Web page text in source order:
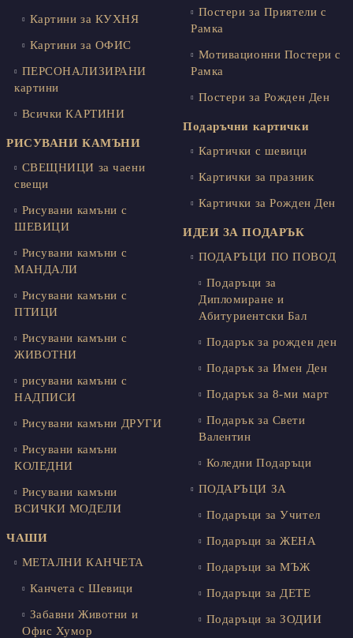
Картини за КУХНЯ
Картини за ОФИС
ПЕРСОНАЛИЗИРАНИ
картини
Всички КАРТИНИ
РИСУВАНИ КАМЪНИ
СВЕЩНИЦИ за чаени
свещи
Рисувани камъни с
ШЕВИЦИ
Рисувани камъни с
МАНДАЛИ
Рисувани камъни с
ПТИЦИ
Рисувани камъни с
ЖИВОТНИ
рисувани камъни с
НАДПИСИ
Рисувани камъни ДРУГИ
Рисувани камъни
КОЛЕДНИ
Рисувани камъни
ВСИЧКИ МОДЕЛИ
ЧАШИ
МЕТАЛНИ КАНЧЕТА
Канчета с Шевици
Забавни Животни и
Офис Хумор
Постери за Приятели с
Рамка
Мотивационни Постери с
Рамка
Постери за Рожден Ден
Подаръчни картички
Картички с шевици
Картички за празник
Картички за Рожден Ден
ИДЕИ ЗА ПОДАРЪК
ПОДАРЪЦИ ПО ПОВОД
Подаръци за
Дипломиране и
Абитуриентски Бал
Подарък за рожден ден
Подарък за Имен Ден
Подарък за 8-ми март
Подарък за Свети
Валентин
Коледни Подаръци
ПОДАРЪЦИ ЗА
Подаръци за Учител
Подаръци за ЖЕНА
Подаръци за МЪЖ
Подаръци за ДЕТЕ
Подаръци за ЗОДИИ